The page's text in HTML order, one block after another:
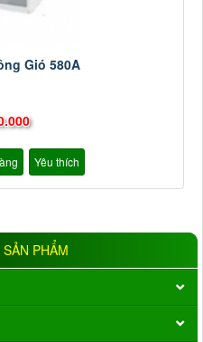
Gió 580A
Yêu thích
PHẨM